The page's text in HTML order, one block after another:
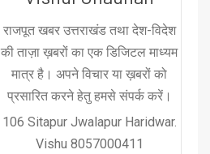
राजपूत खबर उत्तराखंड तथा देश-विदेश
की ताज़ा ख़बरों का एक डिजिटल माध्यम
मात्र है। अपने विचार या ख़बरों को
प्रसारित करने हेतु हमसे संपर्क करें।
106 Sitapur Jwalapur Haridwar.
Vishu 8057000411